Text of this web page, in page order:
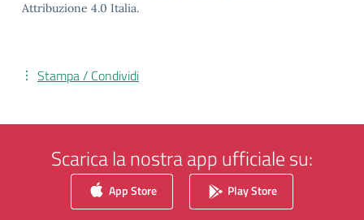
Attribuzione 4.0 Italia.
Stampa / Condividi
Scarica la nostra app ufficiale su:
App Store Play Store